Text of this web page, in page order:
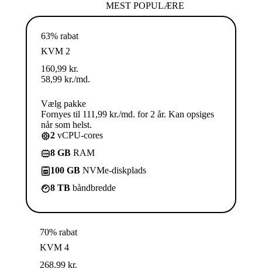
MEST POPULÆRE
63% rabat
KVM 2
160,99 kr.
58,99 kr./md.
Vælg pakke
Fornyes til 111,99 kr./md. for 2 år. Kan opsiges
når som helst.
2 vCPU-cores
8 GB RAM
100 GB NVMe-diskplads
8 TB båndbredde
70% rabat
KVM 4
268,99 kr.